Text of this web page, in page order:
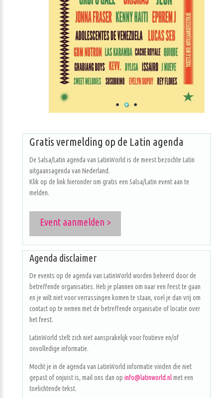
Gratis vermelding op de Latin agenda
De Salsa/Latin agenda van LatinWorld is de meest bezochte Latin
uitgaansagenda van Nederland.
Klik op de link hieronder om gratis een Salsa/Latin event aan te
melden.
Event aanmelden >
Agenda disclaimer
De events op de agenda van LatinWorld worden beheerd door de
betreffende organisaties. Heb je plannen om naar een feest te gaan
en je wilt niet voor verrassingen komen te staan, voel je dan vrij om
contact op te nemen met de betreffende organisatie of locatie over
het feest.
LatinWorld stelt zich niet aansprakelijk voor foutieve en/of
onvolledige informatie.
Mocht je in de agenda van LatinWorld informatie vinden die niet
gepast of onjuist is, mail ons dan op info@latinworld.nlmet een
toelichtende tekst.